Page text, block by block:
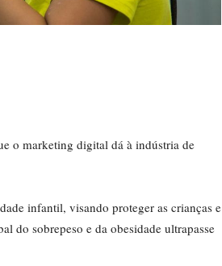
o marketing digital dá à indústria de
infantil, visando proteger as crianças e
do sobrepeso e da obesidade ultrapasse